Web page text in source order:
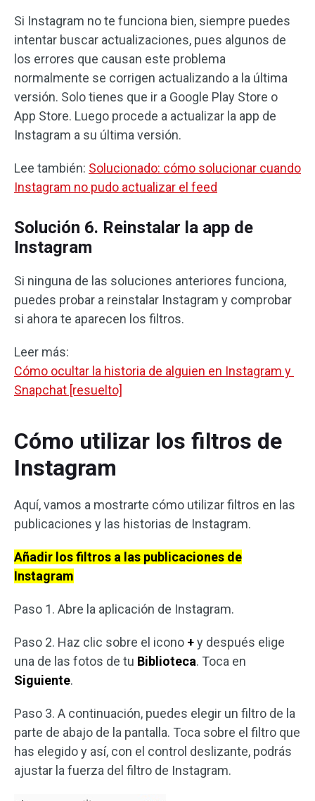
Si Instagram no te funciona bien, siempre puedes
intentar buscar actualizaciones, pues algunos de
los errores que causan este problema
normalmente se corrigen actualizando a la última
versión. Solo tienes que ir a Google Play Store o
App Store. Luego procede a actualizar la app de
Instagram a su última versión.
Lee también: Solucionado: cómo solucionar cuando
Instagram no pudo actualizar el feed
Solución 6. Reinstalar la app de
Instagram
Si ninguna de las soluciones anteriores funciona,
puedes probar a reinstalar Instagram y comprobar
si ahora te aparecen los filtros.
Leer más:
Cómo ocultar la historia de alguien en Instagram y
Snapchat [resuelto]
Cómo utilizar los filtros de
Instagram
Aquí, vamos a mostrarte cómo utilizar filtros en las
publicaciones y las historias de Instagram.
Añadir los filtros a las publicaciones de
Instagram
Paso 1. Abre la aplicación de Instagram.
Paso 2. Haz clic sobre el icono +y después elige
una de las fotos de tu Biblioteca. Toca en
Siguiente.
Paso 3. A continuación, puedes elegir un filtro de la
parte de abajo de la pantalla. Toca sobre el filtro que
has elegido y así, con el control deslizante, podrás
ajustar la fuerza del filtro de Instagram.